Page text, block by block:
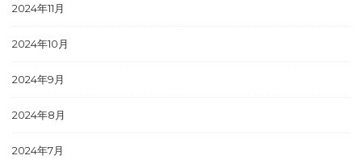
2024年11月
2024年10月
2024年9月
2024年8月
2024年7月